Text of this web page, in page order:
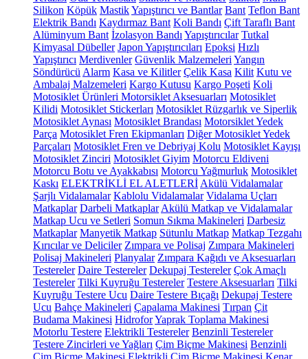
Silikon Köpük MastikYapıştırıcı ve Bantlar Bant Teflon Bant
Elektrik Bandı Kaydırmaz Bant Koli Bandı Çift Taraflı Bant
Alüminyum Bant İzolasyon Bandı Yapıştırıcılar Tutkal
Kimyasal Dübeller Japon Yapıştırıcıları Epoksi Hızlı
Yapıştırıcı Merdivenler Güvenlik Malzemeleri Yangın
Söndürücü Alarm Kasa ve Kilitler Çelik Kasa Kilit Kutu ve
Ambalaj Malzemeleri Kargo Kutusu Kargo Poşeti Koli
Motosiklet Ürünleri Motorsiklet Aksesuarları Motosiklet
Kilidi Motosiklet Stickerları Motosiklet Rüzgarlık ve Siperlik
Motosiklet Aynası Motosiklet Brandası Motorsiklet Yedek
Parça Motosiklet Fren Ekipmanları Diğer Motosiklet Yedek
Parçaları Motosiklet Fren ve Debriyaj Kolu Motosiklet Kayışı
Motosiklet Zinciri Motosiklet Giyim Motorcu Eldiveni
Motorcu Botu ve Ayakkabısı Motorcu Yağmurluk Motosiklet
Kaskı ELEKTRİKLİ EL ALETLERİ Akülü Vidalamalar
Şarjlı Vidalamalar Kablolu Vidalamalar Vidalama Uçları
Matkaplar Darbeli Matkaplar Akülü Matkap ve Vidalamalar
Matkap Ucu ve Setleri Somun Sıkma Makineleri Darbesiz
Matkaplar Manyetik Matkap Sütunlu Matkap Matkap Tezgahı
Kırıcılar ve Deliciler Zımpara ve Polisaj Zımpara Makineleri
Polisaj Makineleri Planyalar Zımpara Kağıdı ve Aksesuarları
Testereler Daire Testereler Dekupaj Testereler Çok Amaçlı
Testereler Tilki Kuyruğu Testereler Testere Aksesuarları Tilki
Kuyruğu Testere Ucu Daire Testere Bıçağı Dekupaj Testere
Ucu Bahçe Makineleri Çapalama Makinesi Tırpan Çit
Budama Makinesi HidroforYaprak Toplama Makinesi
Motorlu Testere Elektrikli Testereler Benzinli Testereler
Testere Zincirleri ve Yağları Çim Biçme Makinesi Benzinli
Çim Biçme Makinesi Elektrikli Çim Biçme Makinesi Kenar